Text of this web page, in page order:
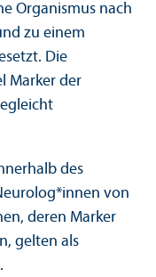
Organismus nach
zu einem
Die
Marker der
des
von
deren Marker
gelten als
.